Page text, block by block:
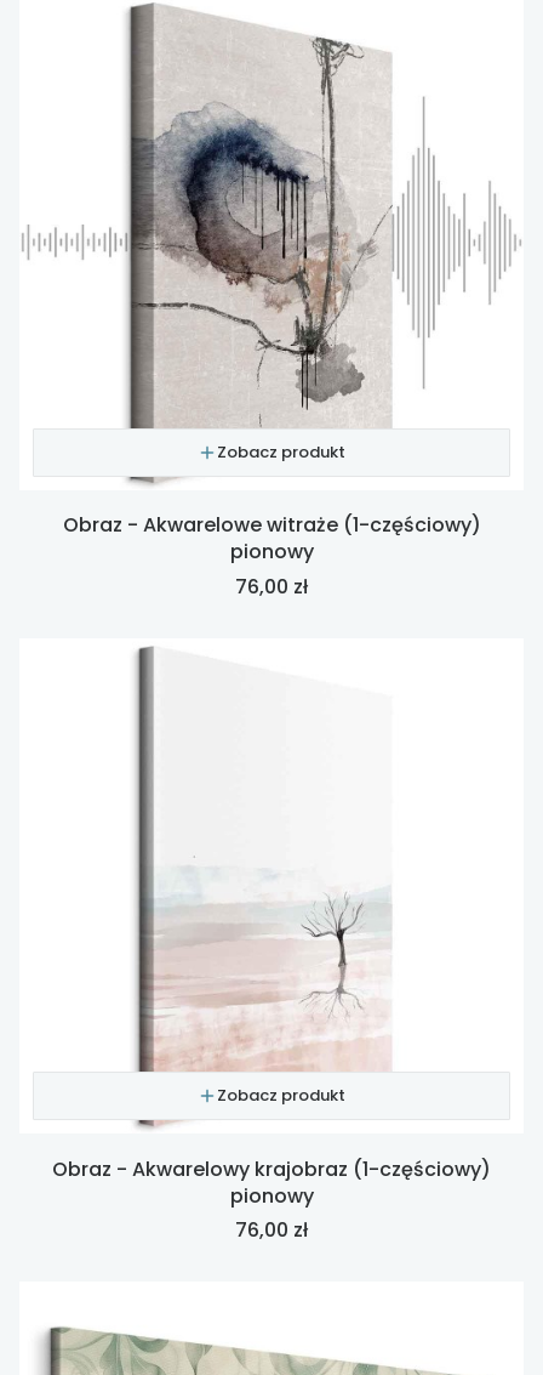
Zobacz produkt
Obraz - Akwarelowe witraże (1-częściowy)
pionowy
Cena
76,00 zł
Zobacz produkt
Obraz - Akwarelowy krajobraz (1-częściowy)
pionowy
Cena
76,00 zł